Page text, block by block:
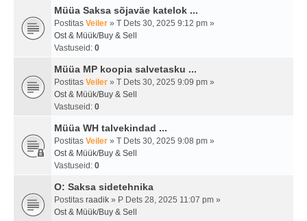
Müüa Saksa sõjaväe katelok ...
Postitas Veiler » T Dets 30, 2025 9:12 pm »
Ost & Müük/Buy & Sell
Vastuseid: 0
Müüa MP koopia salvetasku ...
Postitas Veiler » T Dets 30, 2025 9:09 pm »
Ost & Müük/Buy & Sell
Vastuseid: 0
Müüa WH talvekindad ...
Postitas Veiler » T Dets 30, 2025 9:08 pm »
Ost & Müük/Buy & Sell
Vastuseid: 0
O: Saksa sidetehnika
Postitas raadik » P Dets 28, 2025 11:07 pm »
Ost & Müük/Buy & Sell